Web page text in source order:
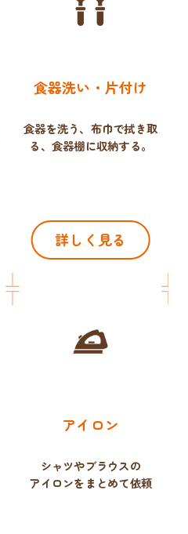
食器洗い・片付け
食器を洗う、布巾で拭き取
る、 食器棚に収納する。
詳しく見る
アイロン
シャツやブラウスの
アイロンをまとめて依頼